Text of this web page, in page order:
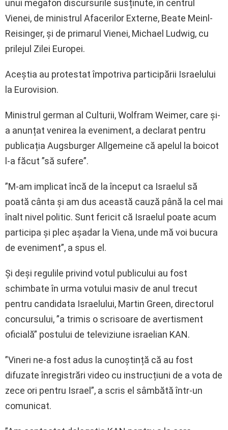
unui megafon discursurile susținute, în centrul
Vienei, de ministrul Afacerilor Externe, Beate Meinl-
Reisinger, și de primarul Vienei, Michael Ludwig, cu
prilejul Zilei Europei.
Aceștia au protestat împotriva participării Israelului
la Eurovision.
Ministrul german al Culturii, Wolfram Weimer, care și-
a anunțat venirea la eveniment, a declarat pentru
publicația Augsburger Allgemeine că apelul la boicot
l-a făcut ”să sufere”.
”M-am implicat încă de la început ca Israelul să
poată cânta și am dus această cauză până la cel mai
înalt nivel politic. Sunt fericit că Israelul poate acum
participa și plec așadar la Viena, unde mă voi bucura
de eveniment”, a spus el.
Și deși regulile privind votul publicului au fost
schimbate în urma votului masiv de anul trecut
pentru candidata Israelului, Martin Green, directorul
concursului, ”a trimis o scrisoare de avertisment
oficială” postului de televiziune israelian KAN.
”Vineri ne-a fost adus la cunoștință că au fost
difuzate înregistrări video cu instrucțiuni de a vota de
zece ori pentru Israel”, a scris el sâmbătă într-un
comunicat.